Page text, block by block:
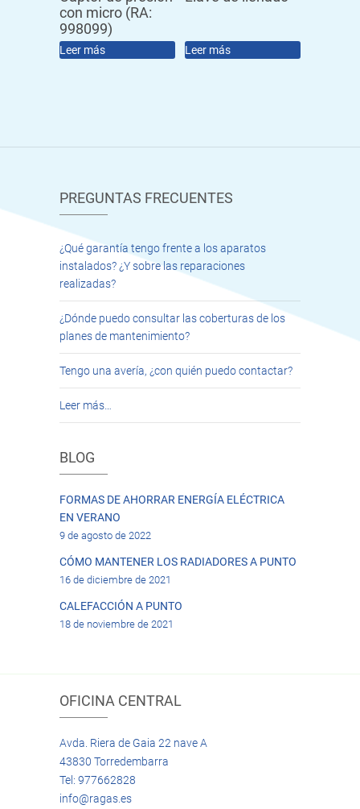
con micro (RA:
998099)
Leer más Leer más
PREGUNTAS FRECUENTES
¿Qué garantía tengo frente a los aparatos
instalados? ¿Y sobre las reparaciones
realizadas?
¿Dónde puedo consultar las coberturas de los
planes de mantenimiento?
Tengo una avería, ¿con quién puedo contactar?
Leer más…
BLOG
FORMAS DE AHORRAR ENERGÍA ELÉCTRICA
EN VERANO
9 de agosto de 2022
CÓMO MANTENER LOS RADIADORES A PUNTO
16 de diciembre de 2021
CALEFACCIÓN A PUNTO
18 de noviembre de 2021
OFICINA CENTRAL
Avda. Riera de Gaia 22 nave A
43830 Torredembarra
Tel: 977662828
info@ragas.es